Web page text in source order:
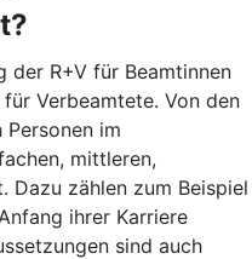
der R+V für Beamtinnen
Verbeamtete. Von den
im
mittleren,
Dazu zählen zum Beispiel
ihrer Karriere
sind auch